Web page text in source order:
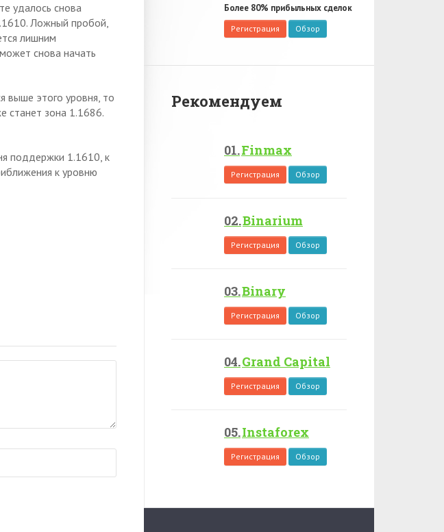
удалось снова
Ложный пробой,
лишним
снова начать
выше этого уровня, то
станет зона 1.1686.
поддержки 1.1610, к
к уровню
Более 80% прибыльных сделок
Регистрация Обзор
Рекомендуем
Finmax
Регистрация Обзор
Binarium
Регистрация Обзор
Binary
Регистрация Обзор
Grand Capital
Регистрация Обзор
Instaforex
Регистрация Обзор